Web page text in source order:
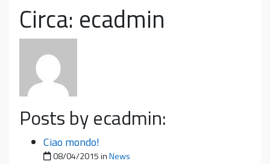
Circa: ecadmin
Posts by ecadmin:
Ciao mondo!
Pubblicato il
08/04/2015inNews